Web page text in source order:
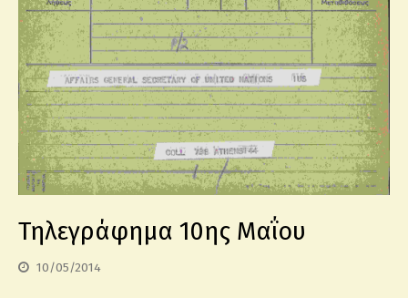
Τηλεγράφημα 10ης Μαΐου
10/05/2014